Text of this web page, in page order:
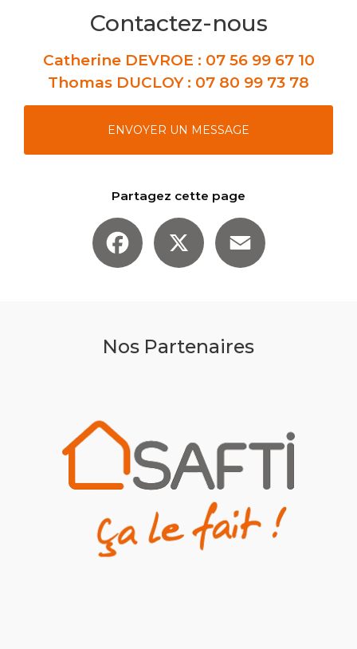
Contactez-nous
Catherine DEVROE : 07 56 99 67 10
Thomas DUCLOY : 07 80 99 73 78
ENVOYER UN MESSAGE
Partagez cette page
Facebook
Nos Partenaires